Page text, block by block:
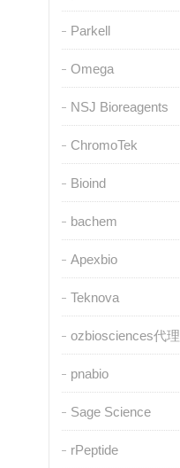
Parkell
Omega
NSJ Bioreagents
ChromoTek
Bioind
bachem
Apexbio
Teknova
ozbiosciences代理
pnabio
Sage Science
rPeptide